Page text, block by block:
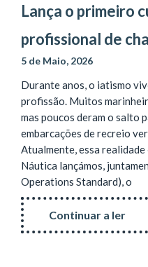
Lança o primeiro
profissional de
5 de Maio, 2026
Durante anos, o iatismo
profissão. Muitos
mas poucos deram o salto
embarcações de recreio
Atualmente, essa realidade
Náutica lançámos,
Operations Standard), o
Continuar a ler